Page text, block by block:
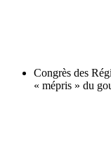
Congrès des
« mépris » du